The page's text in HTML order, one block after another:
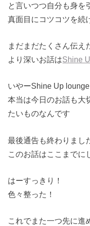
と言いつつ自分も身を
真面目にコツコツを続
まだまだたくさん伝え
より深いお話はShine
いやーShine Up
本当は今日のお話も大
たいものなんです
最後通告も終わりまし
このお話はここまでに
はーすっきり！
色々整った！
これでまた一つ先に